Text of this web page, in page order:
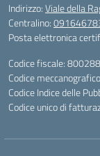
Indirizzo:Viale della
Centralino:
Posta elettronica
Codice fiscale:
Codice
Codice Indice delle
Codice unico di